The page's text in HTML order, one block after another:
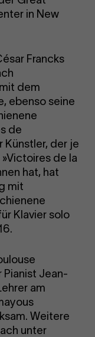
in New
Francks
dem
ebenso seine
de
Künstler, der je
de la
hat, hat
mit
Klavier solo
Pianist Jean-
am
Weitere
unter